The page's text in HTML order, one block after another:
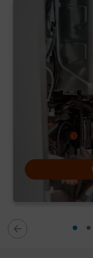
Levensduur van je
dia 1
dia 1 van 6